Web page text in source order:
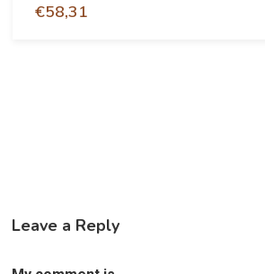
€58,31
Leave a Reply